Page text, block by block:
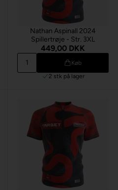
Nathan Aspinall 2024
Spillertrøje - Str. 3XL
449,00 DKK
Køb
2 stk på lager